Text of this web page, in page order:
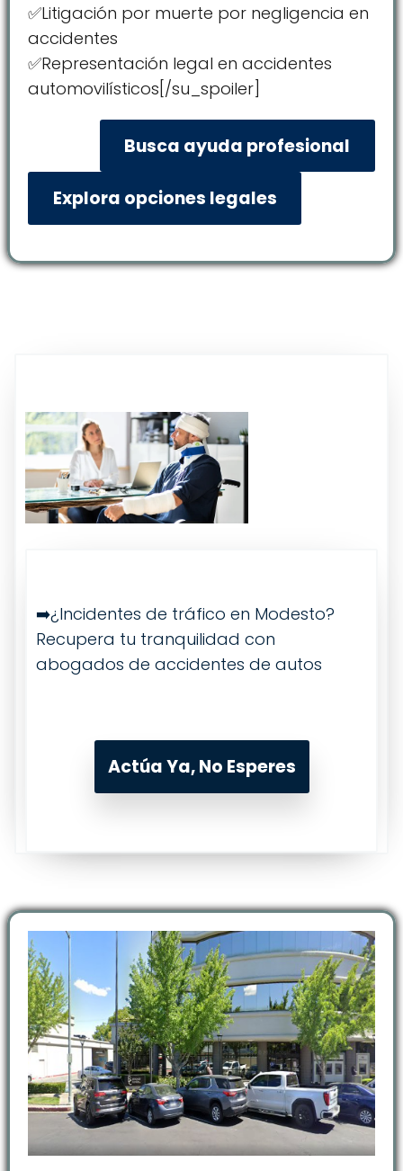
✅Litigación por muerte por negligencia en
accidentes
✅Representación legal en accidentes
automovilísticos[/su_spoiler]
Busca ayuda profesional
Explora opciones legales
➡️¿Incidentes de tráfico en Modesto?
Recupera tu tranquilidad con
abogados de accidentes de autos
Actúa Ya, No Esperes